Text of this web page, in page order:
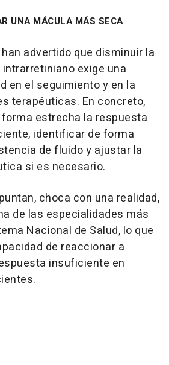
UNA MÁCULA MÁS SECA
advertido que disminuir la
exige una
en el seguimiento y en la
terapéuticas. En concreto,
estrecha la respuesta
identificar de forma
de fluido y ajustar la
si es necesario.
choca con una realidad,
de las especialidades más
Nacional de Salud, lo que
de reaccionar a
insuficiente en